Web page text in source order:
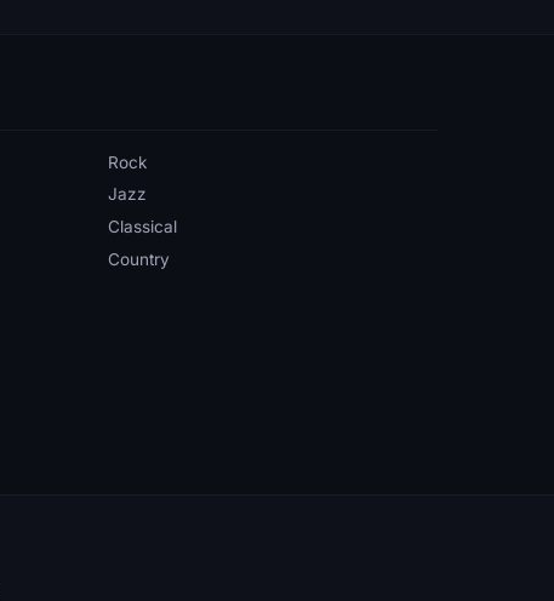
Rock
Jazz
Classical
Country